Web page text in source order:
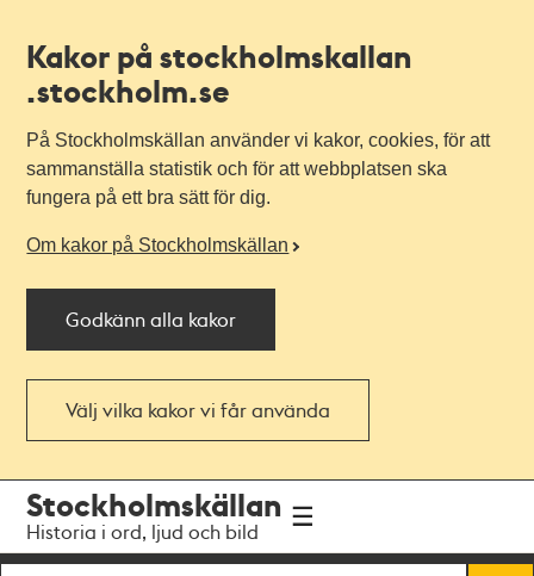
Kakor på stockholmskallan
.stockholm.se
På Stockholmskällan använder vi kakor, cookies, för att
sammanställa statistik och för att webbplatsen ska
fungera på ett bra sätt för dig.
Om kakor på Stockholmskällan
Godkänn alla kakor
Välj vilka kakor vi får använda
navigationen
huvudinnehållet
Stockholmskällan
Historia i ord, ljud och bild